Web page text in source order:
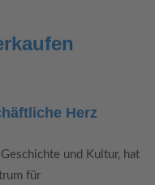
Herz
und Kultur, hat
für